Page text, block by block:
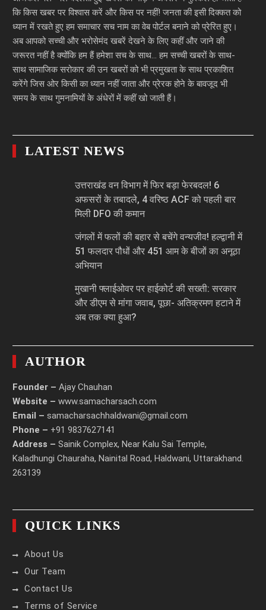
कि किस खबर पर विश्वास करें और किस पर नहीं! जनता की इसी दिक्कत को
ध्यान में रखते हुए हम समाचार सच नाम का वेब पोर्टल बनाने को प्रेरित हुए।
अब आपको सच्ची और भरोसेमंद खबरें देखने के लिए कहीं और जाने की
जरूरत नहीं है क्योंकि हम हैं हमेशा सच के साथ… हम सच्ची खबरों के साथ-
साथ सामाजिक सरोकार की उन खबरों को भी प्रमुखता के साथ प्रकाशित
करेंगे जिस ओर किसी का ध्यान नहीं जाता और प्रेरक होने के बावजूद भी
समय के साथ गुमनामियों के अंधेरों में कहीं खो जाती हैं।
LATEST NEWS
उत्तराखंड वन विभाग में फिर बड़ा फेरबदल! 6
अफसरों के तबादले, 4 वरिष्ठ ACF को पहली बार
मिली DFO की कमान
जंगलों में फलों की बहार से बचेंगे वन्यजीव! हल्द्वानी में
51 फलदार पौधों और 451 आम के बीजों का अनूठा
अभियान
मुखानी फ्लाईओवर पर हाईकोर्ट की सख्ती: सरकार
और डीएम से मांगा जवाब, पूछा- अतिक्रमण हटाने में
अब तक क्या हुआ?
AUTHOR
Founder – Ajay Chauhan
Website – www.samacharsach.com
Email – samacharsachhaldwani@gmail.com
Phone – +91 9837627141
Address – Sainik Complex, Near Kalu Sai Temple,
Kaladhungi Chauraha, Nainital Road, Haldwani, Uttarakhand.
263139
QUICK LINKS
About Us
Our Team
Contact Us
Terms of Service